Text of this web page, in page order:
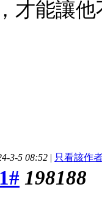
才能讓他
3-5 08:52 | 只看該作
198188